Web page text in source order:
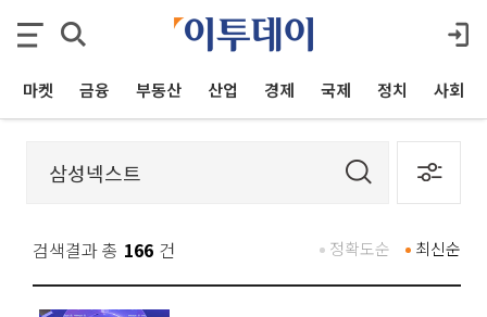
마켓 금융 부동산 산업 경제 국제 정치 사회
검색결과 총 166 건 최신순
정확도순